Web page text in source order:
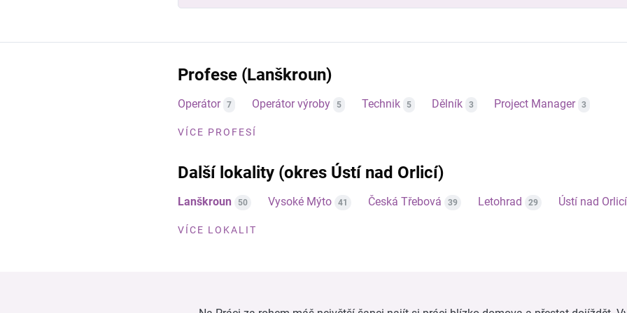
Profese (Lanškroun)
Operátor 7 Operátor výroby 5 Technik 5 Dělník 3 Project Manager 3
VÍCE PROFESÍ
Další lokality (okres Ústí nad Orlicí)
Lanškroun 50 Vysoké Mýto 41 Česká Třebová 39 Letohrad 29 Ústí nad Orlicí
VÍCE LOKALIT